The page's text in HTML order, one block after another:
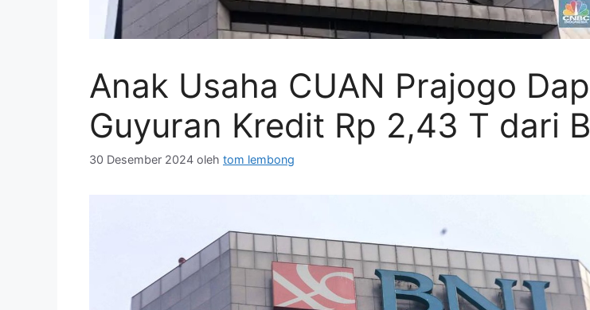
Anak Usaha CUAN Prajogo
Guyuran Kredit Rp 2,43 T dari
30 Desember 2024 oleh tom lembong